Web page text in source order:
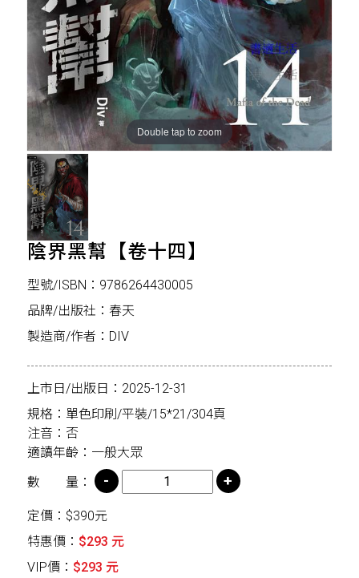
Double tap to zoom
陰界黑幫【卷十四】
型號/ISBN：9786264430005
品牌/出版社：春天
製造商/作者：DIV
上市日/出版日：2025-12-31
規格：單色印刷/平裝/15*21/304頁
注音：否
適讀年齡：一般大眾
數 量：
定價：$390元
特惠價： $293 元
VIP價： $293 元